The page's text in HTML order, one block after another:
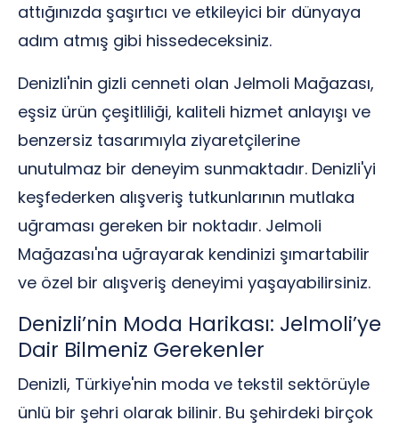
attığınızda şaşırtıcı ve etkileyici bir dünyaya
adım atmış gibi hissedeceksiniz.
Denizli'nin gizli cenneti olan Jelmoli Mağazası,
eşsiz ürün çeşitliliği, kaliteli hizmet anlayışı ve
benzersiz tasarımıyla ziyaretçilerine
unutulmaz bir deneyim sunmaktadır. Denizli'yi
keşfederken alışveriş tutkunlarının mutlaka
uğraması gereken bir noktadır. Jelmoli
Mağazası'na uğrayarak kendinizi şımartabilir
ve özel bir alışveriş deneyimi yaşayabilirsiniz.
Denizli’nin Moda Harikası: Jelmoli’ye
Dair Bilmeniz Gerekenler
Denizli, Türkiye'nin moda ve tekstil sektörüyle
ünlü bir şehri olarak bilinir. Bu şehirdeki birçok